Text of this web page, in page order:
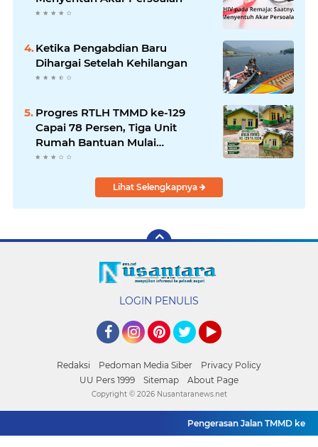
Ketika Pengabdian Baru
Dihargai Setelah Kehilangan
Progres RTLH TMMD ke-129
Capai 78 Persen, Tiga Unit
Rumah Bantuan Mulai
Rampung
Lihat Selengkapnya
LOGIN PENULIS
Redaksi Pedoman Media Siber
Privacy Policy
UU Pers 1999
Sitemap About Page
Pengerasan Jalan TMMD ke-
Copyright © 2026 Nusantaranews.net